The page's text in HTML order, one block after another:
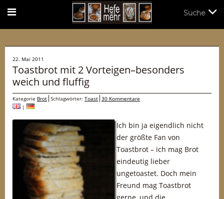
22. Mai 2011
Toastbrot mit 2 Vorteigen–besonders
weich und fluffig
Kategorie Brot Schlagwörter: Toast 30 Kommentare
|
Ich bin ja eigendlich nicht
der größte Fan von
Toastbrot – ich mag Brot
eindeutig lieber
ungetoastet. Doch mein
Freund mag Toastbrot
Suche
Suche